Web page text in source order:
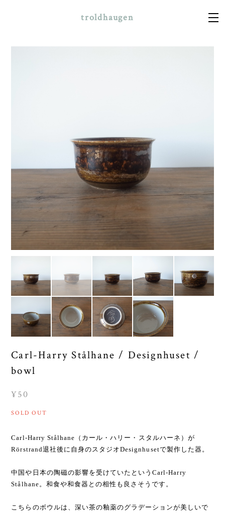
troldhaugen
Carl-Harry Stålhane / Designhuset /
bowl
¥50
SOLD OUT
Carl-Harry Stålhane（カール・ハリー・スタルハーネ）が
Rörstrand退社後に自身のスタジオDesignhusetで製作した器。
中国や日本の陶磁の影響を受けていたというCarl-Harry
Stålhane。和食や和食器との相性も良さそうです。
こちらのボウルは、深い茶の釉薬のグラデーションが美しいで